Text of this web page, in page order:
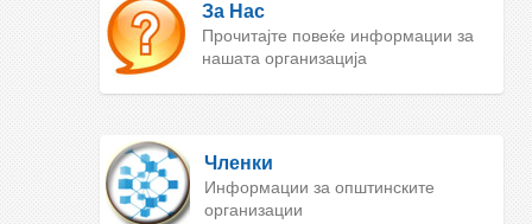
За Нас
Прочитајте повеќе информации за
нашата организација
Членки
Информации за општинските
организации